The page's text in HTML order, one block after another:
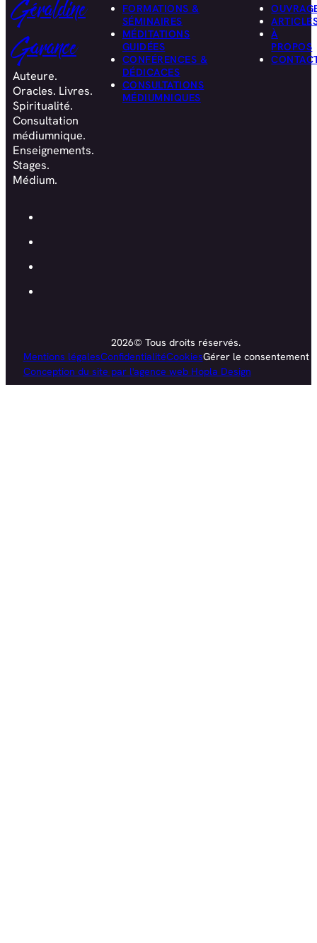
Géraldine
Garance
Auteure.
Oracles. Livres.
Spiritualité.
Consultation
médiumnique.
Enseignements.
Stages.
Médium.
FORMATIONS &
SÉMINAIRES
MÉDITATIONS
GUIDÉES
CONFÉRENCES &
DÉDICACES
CONSULTATIONS
MÉDIUMNIQUES
À
PROPOS
2026© Tous droits réservés.
Mentions légalesConfidentialitéCookiesGérer le consentement
Conception du site par l'agence web Hopla Design